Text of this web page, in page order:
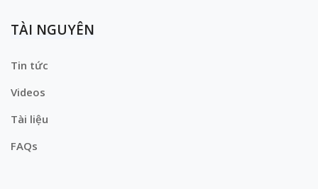
TÀI NGUYÊN
Tin tức
Videos
Tài liệu
FAQs